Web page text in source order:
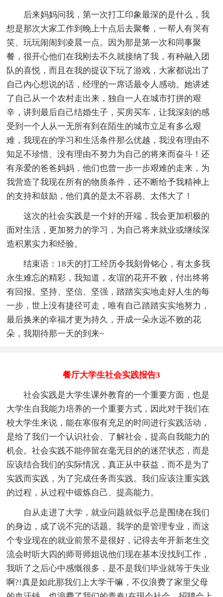
后来妈妈问我，第一次打工印象最深的是什么，我
想是那次大家工作到晚上十点后去聚餐，一帮人有哭有
笑、玩玩闹闹到凌晨一点。因为那是第一次和同事聚
餐，很开心他们在我刚去不久就接纳了我，有种融入团
队的喜悦，而且在我的提议下玩了游戏，大家都说出了
自己内心想说的话，经理的一席话最令人感动。她讲述
了自己从一个农村走出来，独自一人在城市打拼的艰
辛，讲到最后自己结婚生子，买房买车，让我深刻的感
受到一个人从一无所有到在陌生的城市立足有多么艰
难，我现在的学习和生活条件那么优越，我没有理由不
知足不珍惜、没有理由不努力为自己的将来而奋斗！还
有亲爱的爸爸妈妈，他们也曾一步一步艰难的走来，为
我营造了我现在所有的物质条件，还不断给予我精神上
的支持和鼓励，他们真的是太不容易、太伟大了！
这次的社会实践是一个好的开端，我会更加积极的
面对生活，更加努力的学习，为自己将来就业或继续深
造积累实力和经验。
结束语：18天的打工经历令我刻骨铭心，有太多我
永生难忘的精彩，我知道，友谊的花开不败，付出终将
有回报。坚持、坚信、坚强，踏踏实实地走好人生的每
一步，世上没有捷径可走，唯有自己踏踏实实地努力，
最后换来的幸福才更为持久，开成一朵永远不败的花
朵，我期待那一天的到来~
餐厅大学生社会实践报告3
社会实践是大学生课外教育的一个重要方面，也是
大学生自我能力培养的一个重要方式，因此对于我们在
校大学生来说，能在寒假有充足的时间进行实践活动，
是给了我们一个认识社会、了解社会，提高自我能力的
机会。社会实践不能停留在毫无目的的迷茫状态，而是
应该结合我们的实际情况，真正从中获益，而不是为了
实践而实践，为了完成任务而实践。我们应该注重实践
的过程，从过程中锻炼自己、提高能力。
自从走进了大学，就业问题就似乎总是围绕在我们
的身边，成了说不完的话题。我学的是管理专业，而这
个专业现在的就业前景不是很好，记得去年开新老生交
流会时听大四的师哥师姐说他们现在基本没找到工作，
我听了之后心中感慨很多，是不是我们毕业就等于失业
啊?!真是如此那我们上大学干嘛，不仅浪费了家里父母